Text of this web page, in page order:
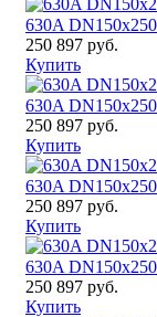
630A
250 897 руб.
Купить
630A
250 897 руб.
Купить
630A
250 897 руб.
Купить
630A
250 897 руб.
Купить